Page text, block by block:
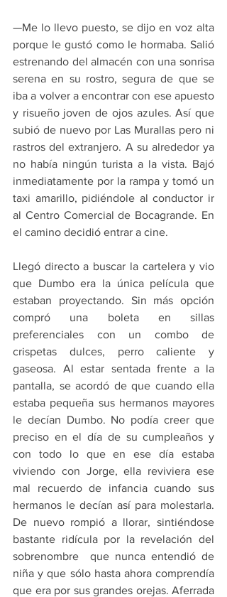
—Me lo llevo puesto, se dijo en voz alta
porque le gustó como le hormaba. Salió
estrenando del almacén con una sonrisa
serena en su rostro, segura de que se
iba a volver a encontrar con ese apuesto
y risueño joven de ojos azules. Así que
subió de nuevo por Las Murallas pero ni
rastros del extranjero. A su alrededor ya
no había ningún turista a la vista. Bajó
inmediatamente por la rampa y tomó un
taxi amarillo, pidiéndole al conductor ir
al Centro Comercial de Bocagrande. En
el camino decidió entrar a cine.
Llegó directo a buscar la cartelera y vio
que Dumbo era la única película que
estaban proyectando. Sin más opción
compró una boleta en sillas
preferenciales con un combo de
crispetas dulces, perro caliente y
gaseosa. Al estar sentada frente a la
pantalla, se acordó de que cuando ella
estaba pequeña sus hermanos mayores
le decían Dumbo. No podía creer que
preciso en el día de su cumpleaños y
con todo lo que en ese día estaba
viviendo con Jorge, ella reviviera ese
mal recuerdo de infancia cuando sus
hermanos le decían así para molestarla.
De nuevo rompió a llorar, sintiéndose
bastante ridícula por la revelación del
sobrenombre  que nunca entendió de
niña y que sólo hasta ahora comprendía
que era por sus grandes orejas. Aferrada